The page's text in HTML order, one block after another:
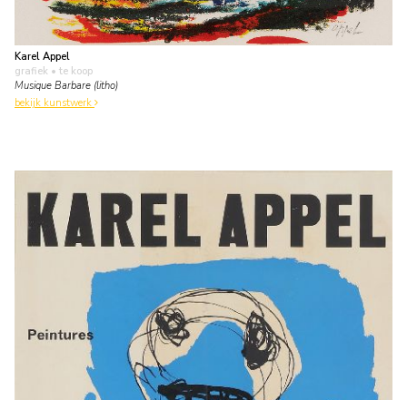
Karel Appel
grafiek • te koop
Musique Barbare (litho)
bekijk kunstwerk